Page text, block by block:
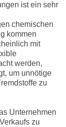
ist ein sehr
chemischen
kommen
mit
werden,
um unnötige
zu
Unternehmen
zu